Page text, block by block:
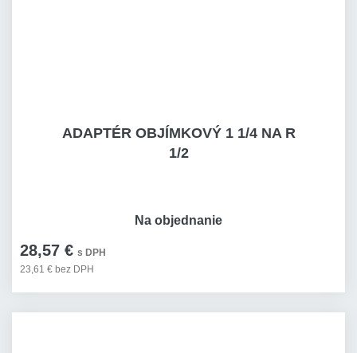
ADAPTÉR OBJÍMKOVÝ 1 1/4 NA R
1/2
28,57 € s DPH
23,61 € bez DPH
Na objednanie